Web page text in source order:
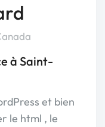
à Saint-
et bien
le html , le